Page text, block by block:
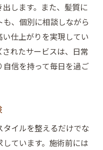
します。また、髪質に
、個別に相談しながら
仕上がりを実現してい
れたサービスは、日常
信を持って毎日を過ご
イルを整えるだけでな
ています。施術前には